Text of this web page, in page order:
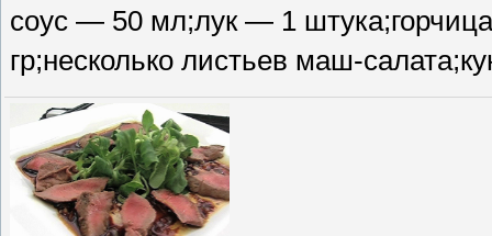
соус — 50 мл;лук — 1
гр;несколько листьев маш-